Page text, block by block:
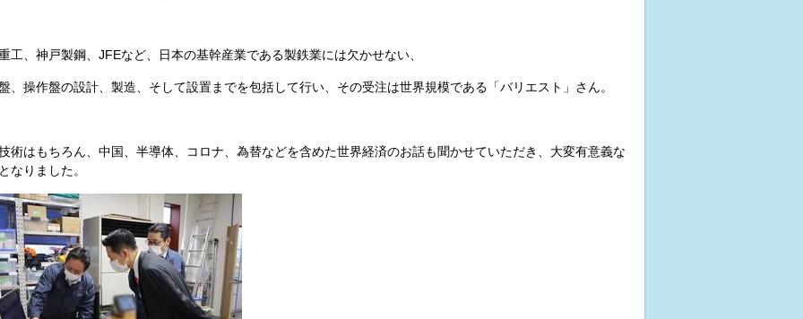
工、神戸製鋼、JFEなど、日本の基幹産業である製鉄業には欠かせない、
、操作盤の設計、製造、そして設置までを包括して行い、その受注は世界規模である「バリエスト」さん。
術はもちろん、中国、半導体、コロナ、為替などを含めた世界経済のお話も聞かせていただき、大変有意義な
なりました。